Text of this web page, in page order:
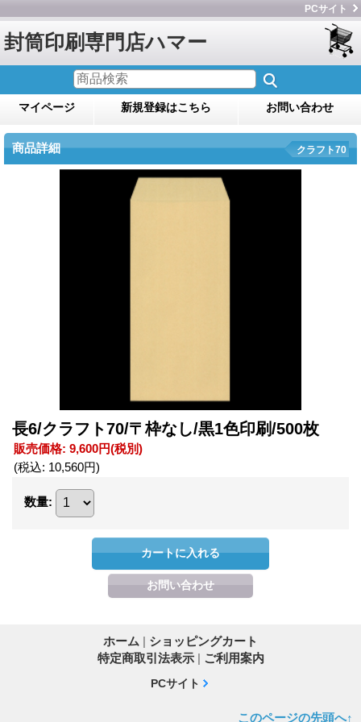
PCサイト
封筒印刷専門店ハマー
マイページ 新規登録はこちら お問い合わせ
商品詳細 クラフト70
長6/クラフト70/〒枠なし/黒1色印刷/500枚
販売価格: 9,600円(税別)
(税込: 10,560円)
数量:
ホーム | ショッピングカート
特定商取引法表示 | ご利用案内
PCサイト
このページの先頭へ↑